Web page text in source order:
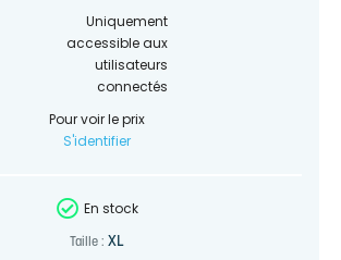
Uniquement
accessible aux
utilisateurs
connectés
Pour voir le prix
S'identifier
En stock
Taille : XL